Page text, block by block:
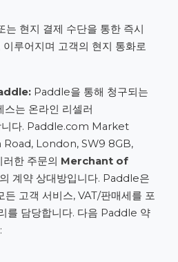
는 현지 결제 수단을 통한 즉시
루어지며 고객의 현지 통화로
Paddle을 통해 청구되는
스는 온라인 리셀러
니다. Paddle.com Market
London, SW9 8GB,
한 주문의 Merchant of
계약 상대방입니다. Paddle은
든 고객 서비스, VAT/판매세를 포
를 담당합니다. 다음 Paddle 약